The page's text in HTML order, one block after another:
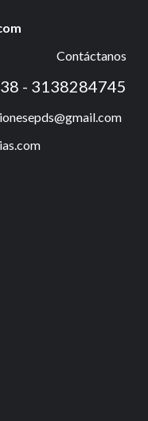
Contáctanos
- 3138284745